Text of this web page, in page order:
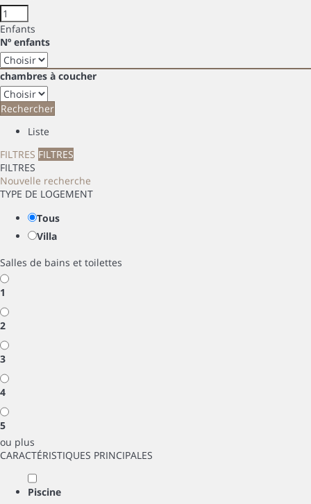
Enfants
Nº enfants
chambres à coucher
Rechercher
Liste
FILTRES FILTRES
FILTRES
Nouvelle recherche
TYPE DE LOGEMENT
Tous
Villa
Salles de bains et toilettes
1
2
3
4
5
ou plus
CARACTÉRISTIQUES PRINCIPALES
Piscine